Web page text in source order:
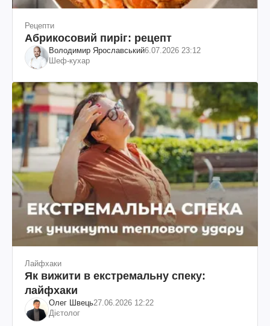
Рецепти
Абрикосовий пиріг: рецепт
Володимир Ярославський6.07.2026 23:12
Шеф-кухар
Лайфхаки
Як вижити в екстремальну спеку:
лайфхаки
Олег Швець27.06.2026 12:22
Дієтолог